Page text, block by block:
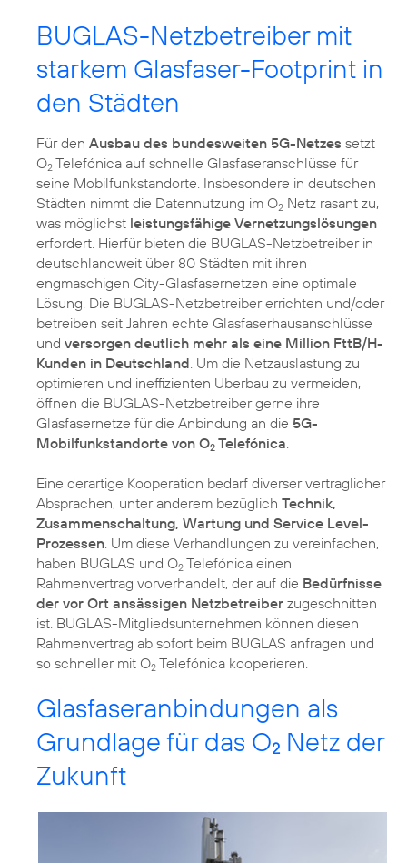
BUGLAS-Netzbetreiber mit
starkem Glasfaser-Footprint in
den Städten
Für den Ausbau des bundesweiten 5G-Netzes setzt
O2 Telefónica auf schnelle Glasfaseranschlüsse für
seine Mobilfunkstandorte. Insbesondere in deutschen
Städten nimmt die Datennutzung im O2 Netz rasant zu,
was möglichst leistungsfähige Vernetzungslösungen
erfordert. Hierfür bieten die BUGLAS-Netzbetreiber in
deutschlandweit über 80 Städten mit ihren
engmaschigen City-Glasfasernetzen eine optimale
Lösung. Die BUGLAS-Netzbetreiber errichten und/oder
betreiben seit Jahren echte Glasfaserhausanschlüsse
und versorgen deutlich mehr als eine Million FttB/H-
Kunden in Deutschland . Um die Netzauslastung zu
optimieren und ineffizienten Überbau zu vermeiden,
öffnen die BUGLAS-Netzbetreiber gerne ihre
Glasfasernetze für die Anbindung an die 5G-
Mobilfunkstandorte von O2 Telefónica
Eine derartige Kooperation bedarf diverser vertraglicher
Absprachen, unter anderem bezüglich Technik,
Zusammenschaltung, Wartung und Service Level-
Prozessen . Um diese Verhandlungen zu vereinfachen,
haben BUGLAS und O2 Telefónica einen
Rahmenvertrag vorverhandelt, der auf die Bedürfnisse
der vor Ort ansässigen Netzbetreiber zugeschnitten
ist. BUGLAS-Mitgliedsunternehmen können diesen
Rahmenvertrag ab sofort beim BUGLAS anfragen und
so schneller mit O2 Telefónica kooperieren.
Glasfaseranbindungen als
Grundlage für das O2 Netz der
Zukunft